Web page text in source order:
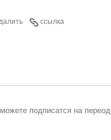
ссылка
подписатся на